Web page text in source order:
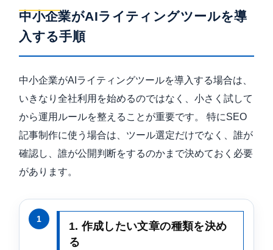
中小企業がAIライティングツールを導
入する手順
中小企業がAIライティングツールを導入する場合は、
いきなり全社利用を始めるのではなく、小さく試して
から運用ルールを整えることが重要です。 特にSEO
記事制作に使う場合は、ツール選定だけでなく、誰が
確認し、誰が公開判断をするのかまで決めておく必要
があります。
1. 作成したい文章の種類を決め
る